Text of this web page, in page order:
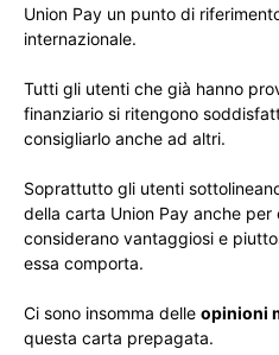
Union Pay un punto di
internazionale.
Tutti gli utenti che già hanno
finanziario si ritengono
consigliarlo anche ad altri.
Soprattutto gli utenti
della carta Union Pay anche per
considerano vantaggiosi e
essa comporta.
Ci sono insomma delle opinioni
questa carta prepagata.